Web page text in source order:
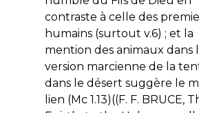
contraste à celle des
humains (surtout v.6) ; et la
mention des animaux dans
version marcienne de la
dans le désert suggère le
lien (Mc 1.13)((F. F. BRUCE,